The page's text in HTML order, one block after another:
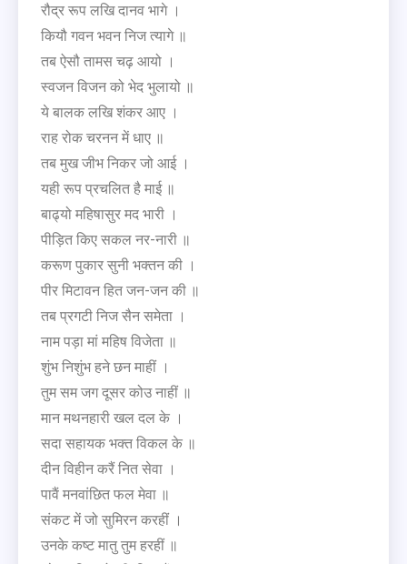
रौद्र रूप लखि दानव भागे ।
कियौ गवन भवन निज त्यागे ॥
तब ऐसौ तामस चढ़ आयो ।
स्वजन विजन को भेद भुलायो ॥
ये बालक लखि शंकर आए ।
राह रोक चरनन में धाए ॥
तब मुख जीभ निकर जो आई ।
यही रूप प्रचलित है माई ॥
बाढ्यो महिषासुर मद भारी ।
पीड़ित किए सकल नर-नारी ॥
करूण पुकार सुनी भक्तन की ।
पीर मिटावन हित जन-जन की ॥
तब प्रगटी निज सैन समेता ।
नाम पड़ा मां महिष विजेता ॥
शुंभ निशुंभ हने छन माहीं ।
तुम सम जग दूसर कोउ नाहीं ॥
मान मथनहारी खल दल के ।
सदा सहायक भक्त विकल के ॥
दीन विहीन करैं नित सेवा ।
पावैं मनवांछित फल मेवा ॥
संकट में जो सुमिरन करहीं ।
उनके कष्ट मातु तुम हरहीं ॥